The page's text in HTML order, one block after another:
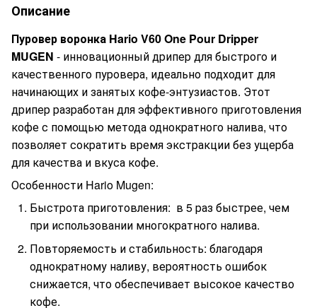
Описание
Пуровер воронка Hario V60 One Pour Dripper
MUGEN - инновационный дрипер для быстрого и
качественного пуровера, идеально подходит для
начинающих и занятых кофе-энтузиастов. Этот
дрипер разработан для эффективного приготовления
кофе с помощью метода однократного налива, что
позволяет сократить время экстракции без ущерба
для качества и вкуса кофе.
Особенности Hario Mugen:
Быстрота приготовления: в 5 раз быстрее, чем
при использовании многократного налива.
Повторяемость и стабильность: благодаря
однократному наливу, вероятность ошибок
снижается, что обеспечивает высокое качество
кофе.